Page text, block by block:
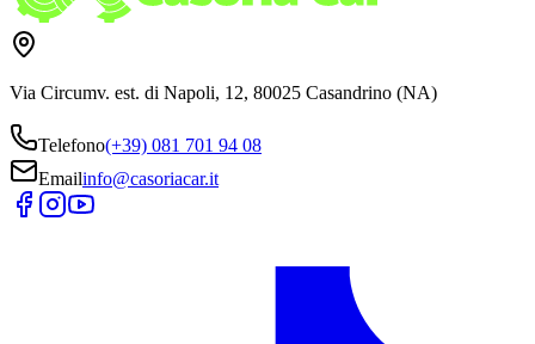
Via Circumv. est. di Napoli, 12, 80025 Casandrino (NA)
Telefono(+39) 081 701 94 08
Emailinfo@casoriacar.it